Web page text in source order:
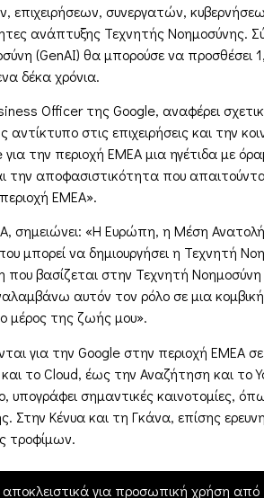
συνεργατών,
ανάπτυξης Τεχνητής
(GenAI) θα μπορούσε να
δέκα χρόνια.
Officer της Google, αναφέρει
στις επιχειρήσεις και την
την περιοχή EMEA μια ηγέτιδα με
αποφασιστικότητα που
EMEA».
σημειώνει: «Η Ευρώπη, η Μέση
μπορεί να δημιουργήσει η Τεχνητή
βασίζεται στην Τεχνητή Νοημοσύνη
αυτόν τον ρόλο σε μια
μέρος της ζωής μου».
για την Google στην περιοχή ΕΜΕΑ
το Cloud, έως την Αναζήτηση και το
υπογράφει σημαντικές καινοτομίες,
Στην Κένυα και τη Γκάνα, επίσης
τροφίμων.
αποκλειστικά για προσωπική χρήση